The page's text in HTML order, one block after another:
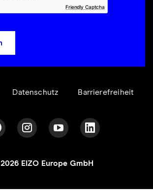
Friendly Captcha
Datenschutz Barrierefreiheit
EIZO Europe GmbH